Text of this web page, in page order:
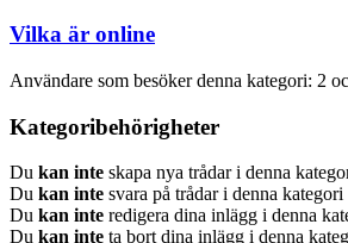
Vilka är online
Användare som besöker denna kategori: 2
Kategoribehörigheter
Du kan inte skapa nya trådar i denna
Du kan inte svara på trådar i denna kategori
Du kan inte redigera dina inlägg i denna
Du kan inte ta bort dina inlägg i denna